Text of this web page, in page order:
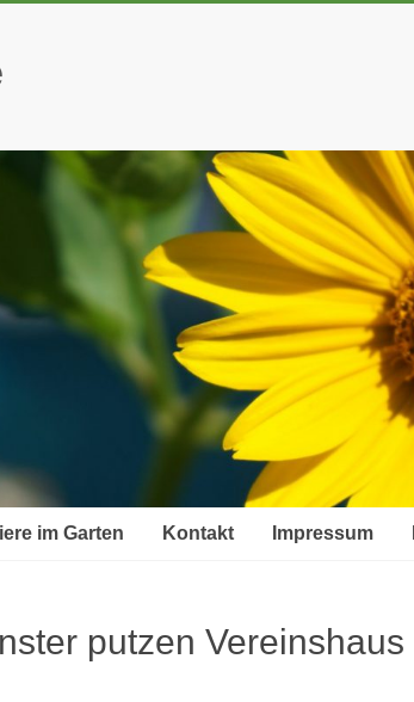
im Garten Kontakt Impressum
putzen Vereinshaus